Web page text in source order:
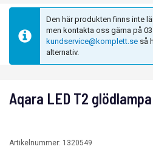
Den här produkten finns inte
men kontakta oss gärna på
kundservice@komplett.se så
alternativ.
Aqara LED T2 glödlampa
Artikelnummer: 1320549